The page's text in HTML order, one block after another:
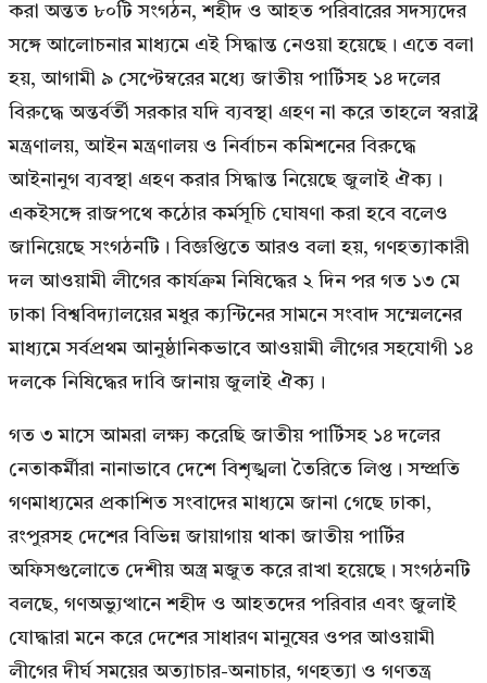
করা অন্তত ৮০টি সংগঠন, শহীদ ও আহত পরিবারের সদস্যদের
সঙ্গে আলোচনার মাধ্যমে এই সিদ্ধান্ত নেওয়া হয়েছে। এতে বলা
হয়, আগামী ৯ সেপ্টেম্বরের মধ্যে জাতীয় পার্টিসহ ১৪ দলের
বিরুদ্ধে অন্তর্বর্তী সরকার যদি ব্যবস্থা গ্রহণ না করে তাহলে স্বরাষ্ট্র
মন্ত্রণালয়, আইন মন্ত্রণালয় ও নির্বাচন কমিশনের বিরুদ্ধে
আইনানুগ ব্যবস্থা গ্রহণ করার সিদ্ধান্ত নিয়েছে জুলাই ঐক্য।
একইসঙ্গে রাজপথে কঠোর কর্মসূচি ঘোষণা করা হবে বলেও
জানিয়েছে সংগঠনটি। বিজ্ঞপ্তিতে আরও বলা হয়, গণহত্যাকারী
দল আওয়ামী লীগের কার্যক্রম নিষিদ্ধের ২ দিন পর গত ১৩ মে
ঢাকা বিশ্ববিদ্যালয়ের মধুর ক্যন্টিনের সামনে সংবাদ সম্মেলনের
মাধ্যমে সর্বপ্রথম আনুষ্ঠানিকভাবে আওয়ামী লীগের সহযোগী ১৪
দলকে নিষিদ্ধের দাবি জানায় জুলাই ঐক্য।
গত ৩ মাসে আমরা লক্ষ্য করেছি জাতীয় পার্টিসহ ১৪ দলের
নেতাকর্মীরা নানাভাবে দেশে বিশৃঙ্খলা তৈরিতে লিপ্ত। সম্প্রতি
গণমাধ্যমের প্রকাশিত সংবাদের মাধ্যমে জানা গেছে ঢাকা,
রংপুরসহ দেশের বিভিন্ন জায়াগায় থাকা জাতীয় পার্টির
অফিসগুলোতে দেশীয় অস্ত্র মজুত করে রাখা হয়েছে। সংগঠনটি
বলছে, গণঅভ্যুত্থানে শহীদ ও আহতদের পরিবার এবং জুলাই
যোদ্ধারা মনে করে দেশের সাধারণ মানুষের ওপর আওয়ামী
লীগের দীর্ঘ সময়ের অত্যাচার-অনাচার, গণহত্যা ও গণতন্ত্র